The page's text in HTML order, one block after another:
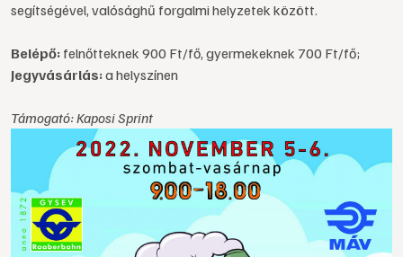
segítségével, valósághű forgalmi helyzetek között.
Belépő: felnőtteknek 900 Ft/fő, gyermekeknek 700 Ft/fő;
Jegyvásárlás:a helyszínen
Támogató: Kaposi Sprint